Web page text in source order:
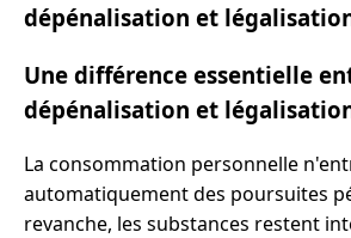
dépénalisation et
Une différence essentielle
dépénalisation et
La consommation personnelle
automatiquement des poursuites
revanche, les substances restent